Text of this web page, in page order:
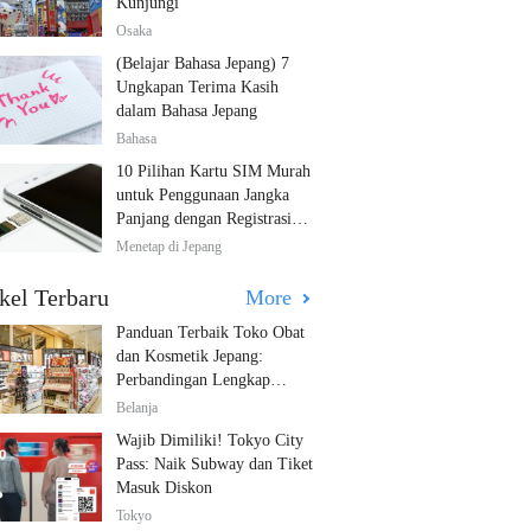
Osaka
(Belajar Bahasa Jepang) 7
Ungkapan Terima Kasih
dalam Bahasa Jepang
Bahasa
10 Pilihan Kartu SIM Murah
untuk Penggunaan Jangka
Panjang dengan Registrasi
Multibahasa!
Menetap di Jepang
Terbaru More
Panduan Terbaik Toko Obat
dan Kosmetik Jepang:
Perbandingan Lengkap
Diskon dari 12 Toko Farmasi
Belanja
Wajib Dimiliki! Tokyo City
Pass: Naik Subway dan Tiket
Masuk Diskon
Tokyo